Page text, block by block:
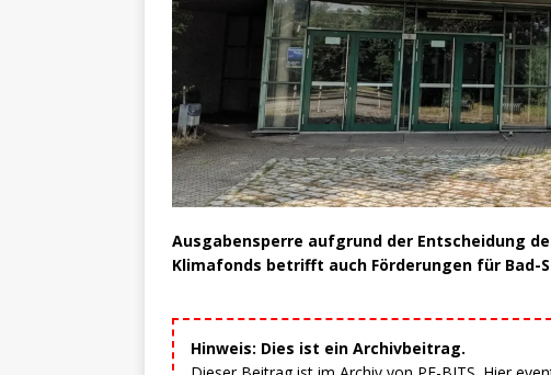
Ausgabensperre aufgrund der Entscheidung
Klimafonds betrifft auch Förderungen für Bad-
Hinweis: Dies ist ein Archivbeitrag.